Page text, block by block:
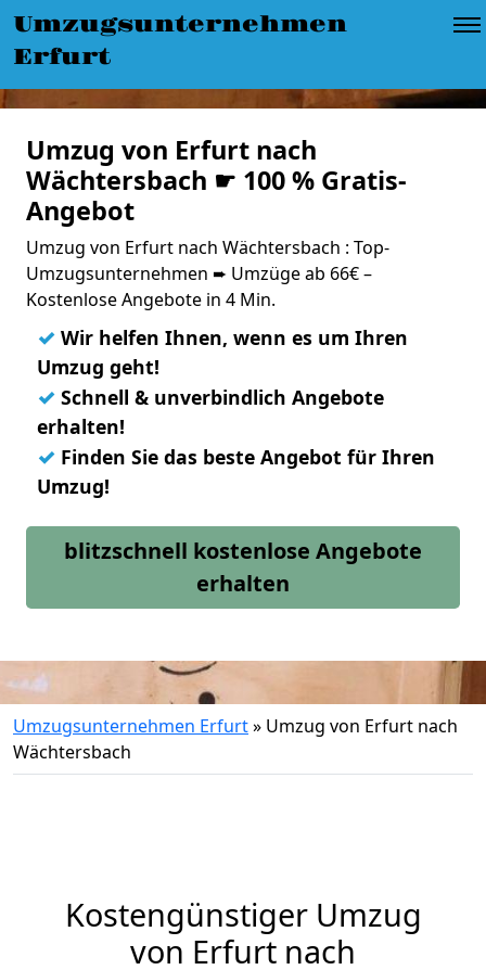
Umzugsunternehmen
Erfurt
Umzug von Erfurt nach
Wächtersbach ☛ 100 % Gratis-
Angebot
Umzug von Erfurt nach Wächtersbach : Top-
Umzugsunternehmen ➨ Umzüge ab 66€ –
Kostenlose Angebote in 4 Min.
✓ Wir helfen Ihnen, wenn es um Ihren
Umzug geht!
✓ Schnell & unverbindlich Angebote
erhalten!
✓ Finden Sie das beste Angebot für Ihren
Umzug!
blitzschnell kostenlose Angebote
erhalten
Umzugsunternehmen Erfurt» Umzug von Erfurt nach
Wächtersbach
Kostengünstiger Umzug
von Erfurt nach